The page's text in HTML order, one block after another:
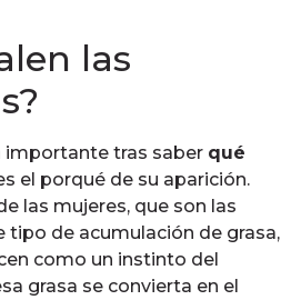
las
importante tras saber qué
el porqué de su aparición.
las mujeres, que son las
tipo de acumulación de grasa,
como un instinto del
grasa se convierta en el